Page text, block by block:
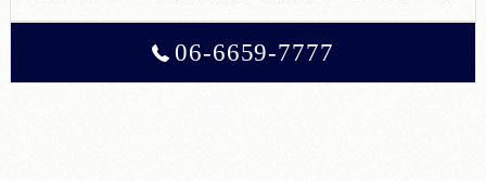
06-6659-7777